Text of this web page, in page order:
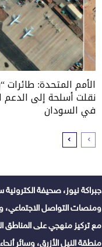
الأمم المتحدة: طائرات
نقلت أسلحة إلى الدعم
في السودان
جبراكة نيوز، صحيفة
ومنصات التواصل الاجتماعي،
مع تركيز منهجي على المناطق
منطقة النيل الأزرق، وسائر